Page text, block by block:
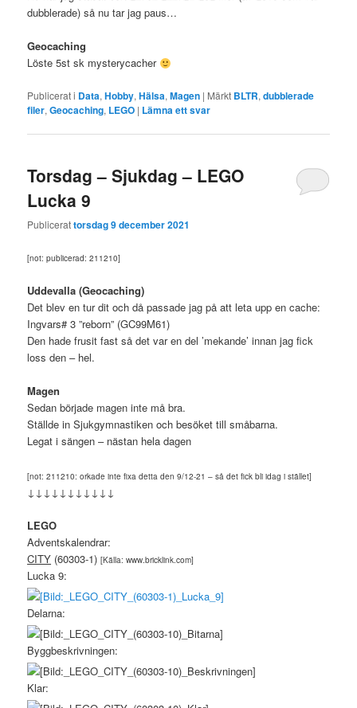
dubblerade) så nu tar jag paus…
Geocaching
Löste 5st sk mysterycacher
Publicerat i Data,Hobby,Hälsa,Magen | Märkt BLTR,dubblerade
filer,Geocaching, LEGO | Lämna ett svar
Torsdag – Sjukdag – LEGO
Lucka 9
Publicerattorsdag 9 december 2021
[not: publicerad: 211210]
Uddevalla (Geocaching)
Det blev en tur dit och då passade jag på att leta upp en cache:
Ingvars# 3 ”reborn” (GC99M61)
Den hade frusit fast så det var en del ’mekande’ innan jag fick
loss den – hel.
Magen
Sedan började magen inte må bra.
Ställde in Sjukgymnastiken och besöket till småbarna.
Legat i sängen – nästan hela dagen
[not: 211210: orkade inte fixa detta den 9/12-21 – så det fick bli idag i stället]
↓↓↓↓↓↓↓↓↓↓↓
LEGO
Adventskalendrar:
CITY (60303-1)[Källa: www.bricklink.com]
Lucka 9:
Delarna:
Byggbeskrivningen:
Klar: